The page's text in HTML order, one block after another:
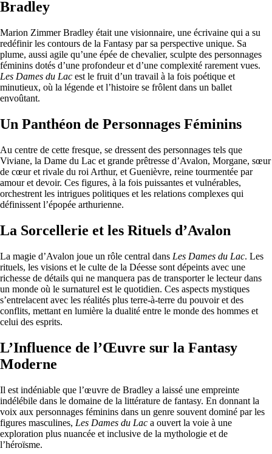
Bradley
Marion Zimmer Bradley était une visionnaire, une écrivaine qui a su
redéfinir les contours de la Fantasy par sa perspective unique. Sa
plume, aussi agile qu’une épée de chevalier, sculpte des personnages
féminins dotés d’une profondeur et d’une complexité rarement vues.
Les Dames du Lac est le fruit d’un travail à la fois poétique et
minutieux, où la légende et l’histoire se frôlent dans un ballet
envoûtant.
Un Panthéon de Personnages Féminins
Au centre de cette fresque, se dressent des personnages tels que
Viviane, la Dame du Lac et grande prêtresse d’Avalon, Morgane, sœur
de cœur et rivale du roi Arthur, et Guenièvre, reine tourmentée par
amour et devoir. Ces figures, à la fois puissantes et vulnérables,
orchestrent les intrigues politiques et les relations complexes qui
définissent l’épopée arthurienne.
La Sorcellerie et les Rituels d’Avalon
La magie d’Avalon joue un rôle central dans Les Dames du Lac. Les
rituels, les visions et le culte de la Déesse sont dépeints avec une
richesse de détails qui ne manquera pas de transporter le lecteur dans
un monde où le surnaturel est le quotidien. Ces aspects mystiques
s’entrelacent avec les réalités plus terre-à-terre du pouvoir et des
conflits, mettant en lumière la dualité entre le monde des hommes et
celui des esprits.
L’Influence de l’Œuvre sur la Fantasy
Moderne
Il est indéniable que l’œuvre de Bradley a laissé une empreinte
indélébile dans le domaine de la littérature de fantasy. En donnant la
voix aux personnages féminins dans un genre souvent dominé par les
figures masculines, Les Dames du Lac a ouvert la voie à une
exploration plus nuancée et inclusive de la mythologie et de
l’héroïsme.